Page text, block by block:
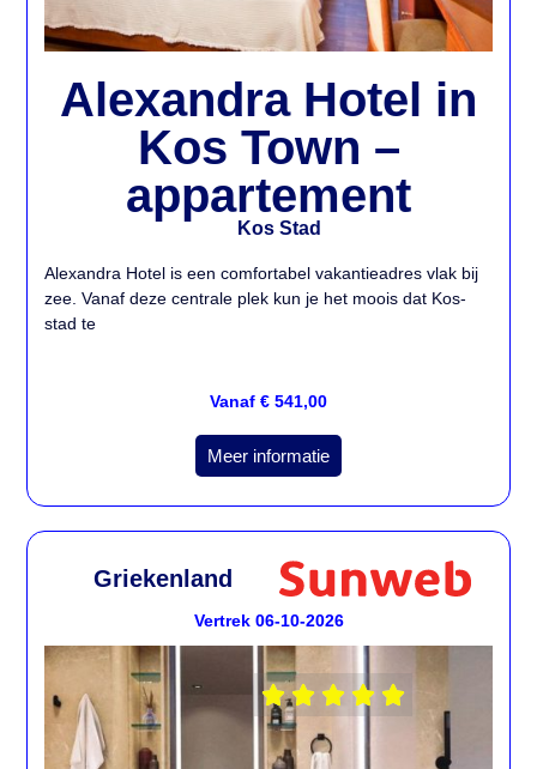
Alexandra Hotel in
Kos Town –
appartement
Kos Stad
Alexandra Hotel is een comfortabel vakantieadres vlak bij
zee. Vanaf deze centrale plek kun je het moois dat Kos-
stad te
Vanaf € 541,00
Meer informatie
Griekenland
Vertrek 06-10-2026
    